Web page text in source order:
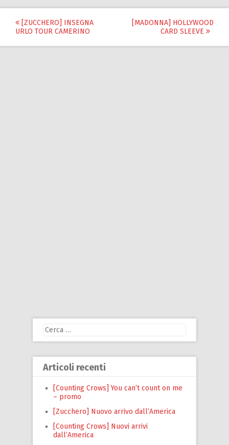
Post
[ZUCCHERO] INSEGNA
URLO TOUR CAMERINO
[MADONNA] HOLLYWOOD
CARD SLEEVE
Ricerca
Articoli recenti
[Counting Crows] You can’t count on me
– promo
[Zucchero] Nuovo arrivo dall’America
[Counting Crows] Nuovi arrivi
dall’America